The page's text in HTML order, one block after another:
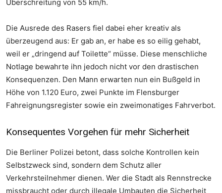
Foto: Polizei Berlin
Überschreitung von 55 km/h.
Die Ausrede des Rasers fiel dabei eher kreativ als
überzeugend aus: Er gab an, er habe es so eilig gehabt,
weil er „dringend auf Toilette“ müsse. Diese menschliche
Notlage bewahrte ihn jedoch nicht vor den drastischen
Konsequenzen. Den Mann erwarten nun ein Bußgeld in
Höhe von 1.120 Euro, zwei Punkte im Flensburger
Fahreignungsregister sowie ein zweimonatiges Fahrverbot.
Konsequentes Vorgehen für mehr Sicherheit
Die Berliner Polizei betont, dass solche Kontrollen kein
Selbstzweck sind, sondern dem Schutz aller
Verkehrsteilnehmer dienen. Wer die Stadt als Rennstrecke
missbraucht oder durch illegale Umbauten die Sicherheit